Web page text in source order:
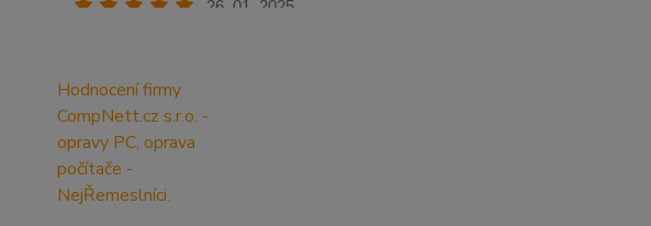
Hodnocení firmy
CompNett.cz s.r.o. -
opravy PC, oprava
počítače -
NejŘemeslníci.